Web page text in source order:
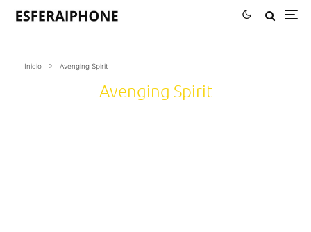
Inicio Avenging Spirit
Avenging Spirit